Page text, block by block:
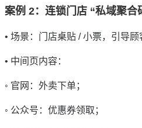
案例 2：连锁门店 “私域聚合
• 场景：门店桌贴 / 小票，引导顾
• 中间页内容：
◦ 官网：外卖下单；
◦ 公众号：优惠券领取；